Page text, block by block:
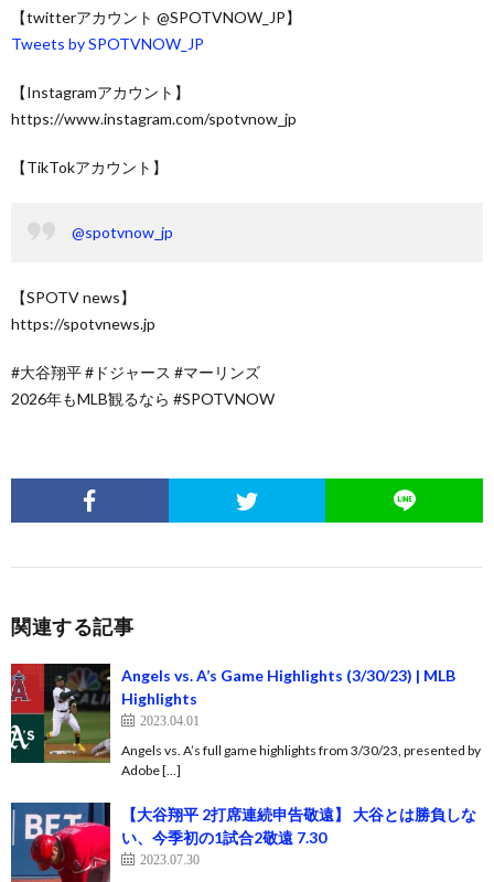
【twitterアカウント @SPOTVNOW_JP】
Tweets by SPOTVNOW_JP
【Instagramアカウント】
https://www.instagram.com/spotvnow_jp
【TikTokアカウント】
@spotvnow_jp
【SPOTV news】
https://spotvnews.jp
#大谷翔平 #ドジャース #マーリンズ
2026年もMLB観るなら #SPOTVNOW
関連する記事
Angels vs. A’s Game Highlights (3/30/23) | MLB
Highlights
2023.04.01
Angels vs. A’s full game highlights from 3/30/23, presented by
Adobe […]
【大谷翔平 2打席連続申告敬遠】 大谷とは勝負しな
い、今季初の1試合2敬遠 7.30
2023.07.30